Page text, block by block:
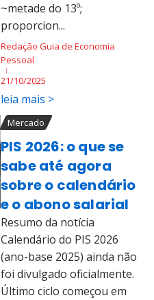
~metade do 13º;
proporcion...
Redação Guia de Economia
Pessoal
21/10/2025
leia mais >
Mercado
PIS 2026: o que se
sabe até agora
sobre o calendário
e o abono salarial
Resumo da notícia
Calendário do PIS 2026
(ano-base 2025) ainda não
foi divulgado oficialmente.
Último ciclo começou em